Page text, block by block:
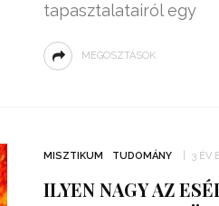
tapasztalatairól egy
MEGOSZTÁSOK
MISZTIKUM TUDOMÁNY 3 ÉV
ILYEN NAGY AZ